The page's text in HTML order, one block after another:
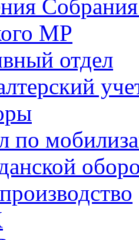
МР
отдел
по